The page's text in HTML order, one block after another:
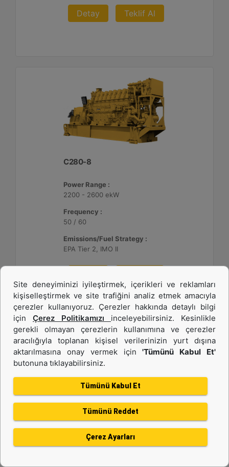
Detay Teklif Al
C280-8
Power Range :
2200 - 2600 ekW
Frequency :
50 / 60
Emissions/Fuel Strategy :
EPA Tier 2, IMO II
C280-12
Power Range :
Site deneyiminizi iyileştirmek, içerikleri ve reklamları
kişiselleştirmek ve site trafiğini analiz etmek amacıyla
çerezler kullanıyoruz. Çerezler hakkında detaylı bilgi
için Çerez Politikamızı inceleyebilirsiniz. Kesinlikle
gerekli olmayan çerezlerin kullanımına ve çerezler
aracılığıyla toplanan kişisel verilerinizin yurt dışına
aktarılmasına onay vermek için'Tümünü Kabul Et'
butonuna tıklayabilirsiniz.
Tümünü Kabul Et
Tümünü Reddet
Çerez Ayarları